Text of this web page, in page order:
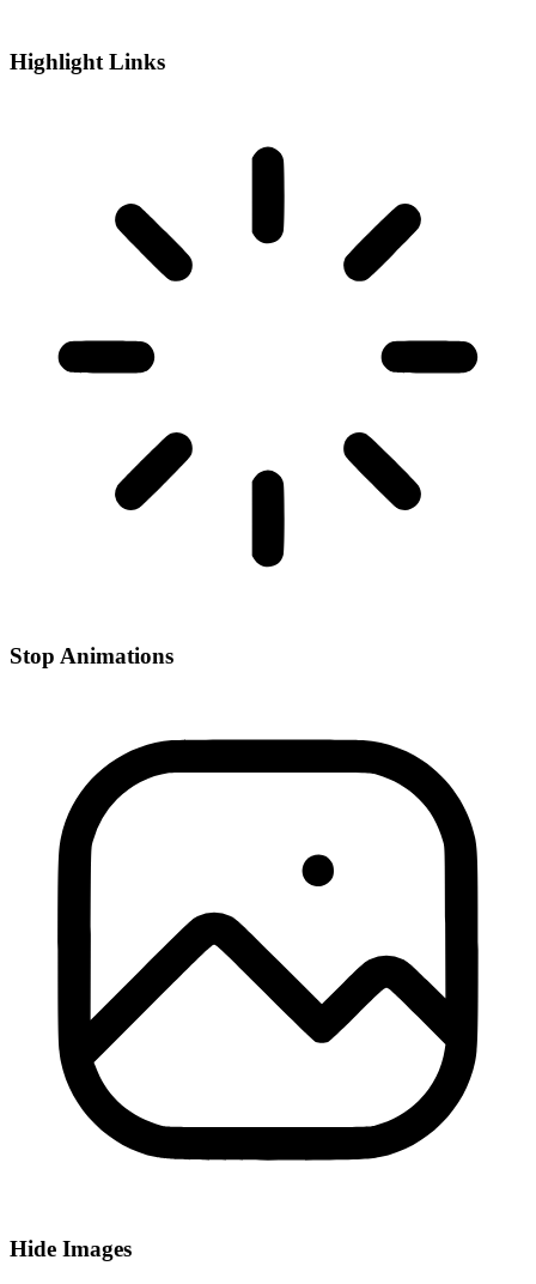
Highlight Links
Stop Animations
Hide Images